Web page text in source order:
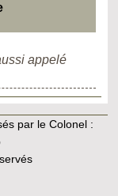
appelé
par le Colonel :